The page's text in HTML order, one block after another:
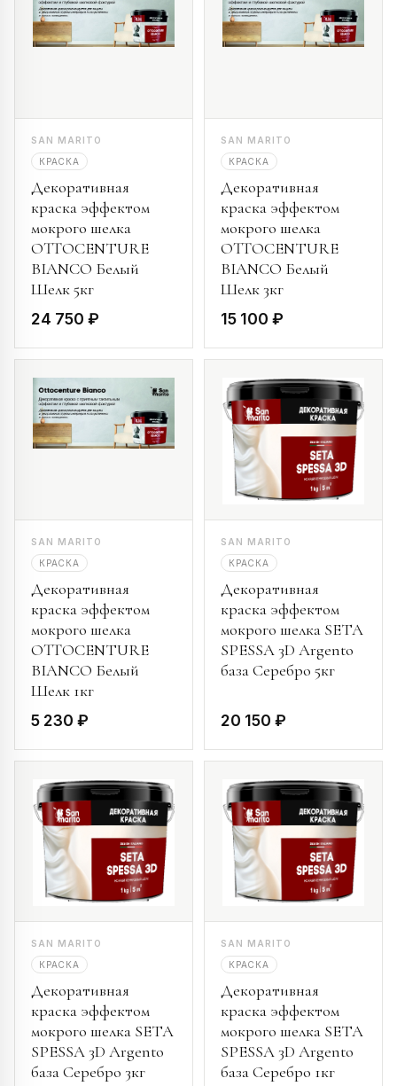
SAN MARITO
КРАСКА
Декоративная
краска эффектом
мокрого шелка
OTTOCENTURE
BIANCO Белый
Шелк 5кг
24 750 ₽
SAN MARITO
КРАСКА
Декоративная
краска эффектом
мокрого шелка
OTTOCENTURE
BIANCO Белый
Шелк 3кг
15 100 ₽
SAN MARITO
КРАСКА
Декоративная
краска эффектом
мокрого шелка
OTTOCENTURE
BIANCO Белый
Шелк 1кг
5 230 ₽
SAN MARITO
КРАСКА
Декоративная
краска эффектом
мокрого шелка SETA
SPESSA 3D Argento
база Серебро 5кг
20 150 ₽
SAN MARITO
КРАСКА
Декоративная
краска эффектом
мокрого шелка SETA
SPESSA 3D Argento
база Серебро 3кг
SAN MARITO
КРАСКА
Декоративная
краска эффектом
мокрого шелка SETA
SPESSA 3D Argento
база Серебро 1кг